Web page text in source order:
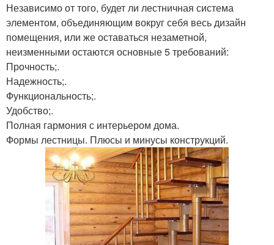
Независимо от того, будет ли лестничная система
элементом, объединяющим вокруг себя весь дизайн
помещения, или же оставаться незаметной,
неизменными остаются основные 5 требований:
Прочность;.
Надежность;.
Функциональность;.
Удобство;.
Полная гармония с интерьером дома.
Формы лестницы. Плюсы и минусы конструкций.